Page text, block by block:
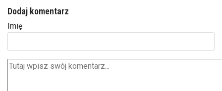
Dodaj komentarz
Imię